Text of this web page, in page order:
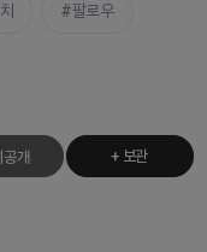
팔로우
공개 + 보관